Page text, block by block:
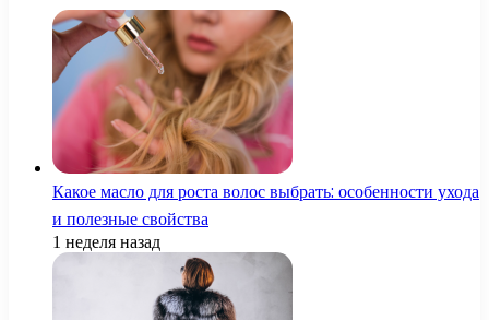
Какое масло для роста волос выбрать: особенности ухода
и полезные свойства
1 неделя назад